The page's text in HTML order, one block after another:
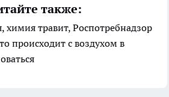
также:
химия травит, Роспотребнадзор
происходит с воздухом в